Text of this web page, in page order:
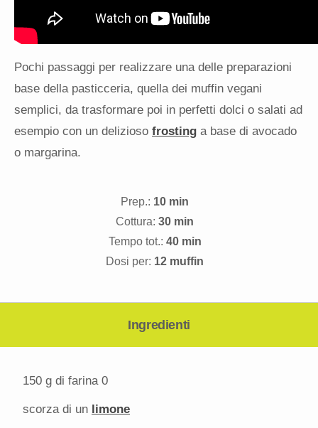
Pochi passaggi per realizzare una delle preparazioni
base della pasticceria, quella dei muffin vegani
semplici, da trasformare poi in perfetti dolci o salati ad
esempio con un delizioso frosting a base di avocado
o margarina.
Prep.: 10 min
Cottura: 30 min
Tempo tot.: 40 min
Dosi per: 12 muffin
Ingredienti
150 g di farina 0
scorza di un limone